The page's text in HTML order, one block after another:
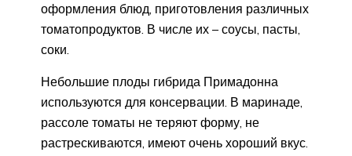
оформления блюд, приготовления различных
томатопродуктов. В числе их – соусы, пасты,
соки.
Небольшие плоды гибрида Примадонна
используются для консервации. В маринаде,
рассоле томаты не теряют форму, не
растрескиваются, имеют очень хороший вкус.